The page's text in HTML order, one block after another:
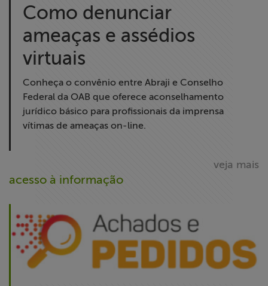
Como denunciar
ameaças e assédios
virtuais
Conheça o convênio entre Abraji e Conselho
Federal da OAB que oferece aconselhamento
jurídico básico para profissionais da imprensa
vítimas de ameaças on-line.
veja mais
acesso à informação